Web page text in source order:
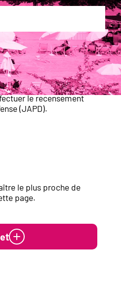
de ses 16 ans et la fin
leur situation jusqu’à
le recensement
(JAPD).
le plus proche de
page.